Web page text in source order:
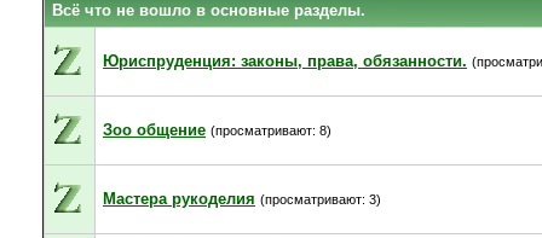
Всё что не вошло в основные разделы.
Юриспруденция: законы, права, обязанности.
Зоо общение (просматривают: 8)
Мастера рукоделия (просматривают: 3)